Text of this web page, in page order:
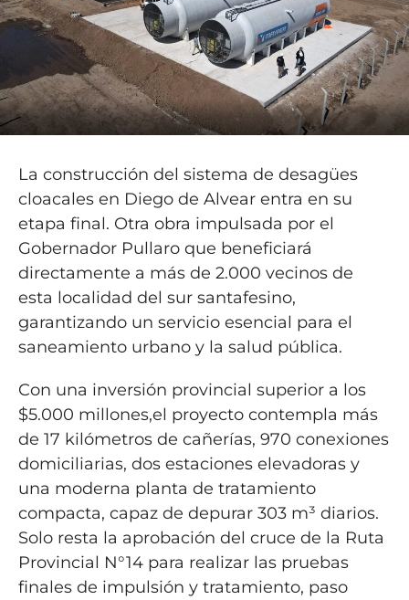
La construcción del sistema de desagües
cloacales en Diego de Alvear entra en su
etapa final. Otra obra impulsada por el
Gobernador Pullaro que beneficiará
directamente a más de 2.000 vecinos de
esta localidad del sur santafesino,
garantizando un servicio esencial para el
saneamiento urbano y la salud pública.
Con una inversión provincial superior a los
$5.000 millones,el proyecto contempla más
de 17 kilómetros de cañerías, 970 conexiones
domiciliarias, dos estaciones elevadoras y
una moderna planta de tratamiento
compacta, capaz de depurar 303 m³ diarios.
Solo resta la aprobación del cruce de la Ruta
Provincial N°14 para realizar las pruebas
finales de impulsión y tratamiento, paso